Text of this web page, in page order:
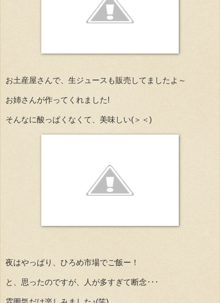
お土産屋さんで、生ジュースも販売してましたよ～
お姉さんが作ってくれました!
そんなに酸っぱくなくて、美味しい(＞＜)
夜はやっぱり、ひろめ市場でご飯ー！
と、思ったのですが、人が多すぎて断念･･･